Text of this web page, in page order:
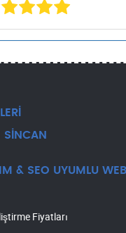
SİNCAN
& SEO UYUMLU
Fiyatları